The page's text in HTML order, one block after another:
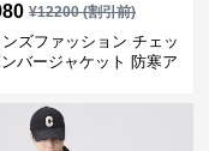
¥12200(割引前)
ズファッション チェッ
バージャケット 防寒ア